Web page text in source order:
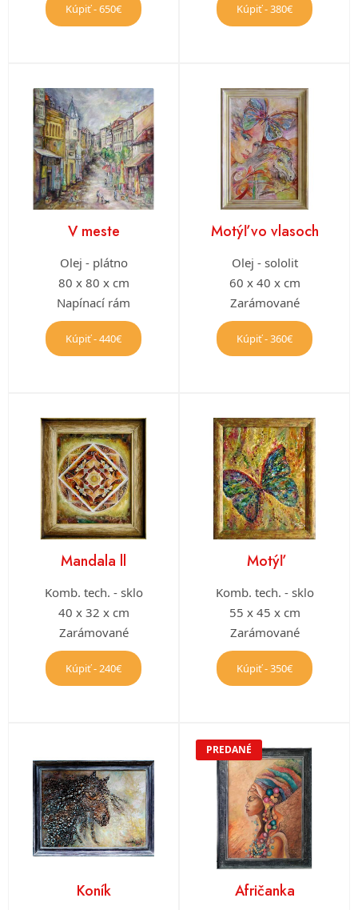
Kúpiť - 650€ Kúpiť - 380€
V meste
Olej - plátno
80 x 80 x cm
Napínací rám
Kúpiť - 440€
Motýľ vo vlasoch
Olej - sololit
60 x 40 x cm
Zarámované
Kúpiť - 360€
Mandala ll
Komb. tech. - sklo
40 x 32 x cm
Zarámované
Kúpiť - 240€
Motýľ
Komb. tech. - sklo
55 x 45 x cm
Zarámované
Kúpiť - 350€
Koník
PREDANÉ
Afričanka